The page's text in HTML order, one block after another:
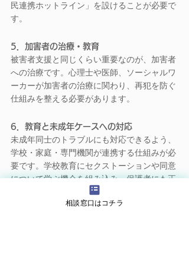
民連携ホットライン」を設けることが必要で
す。
5．加害者の治療・教育
被害者支援と同じくらい重要なのが、加害者
への治療です。心理士や医師、ソーシャルワ
ーカーが加害者の治療に関わり、再犯を防ぐ
仕組みを整える必要があります。
6．教育と未成年ケースへの対応
未成年同士のトラブルにも対応できるよう、
学校・家庭・専門機関が連携する仕組みが必
要です。学校教育にセクストーションや同意
について学ぶ機会を組み込み、保護者にも正
しい情報を届けることが求められます。
相談窓口はコチラ